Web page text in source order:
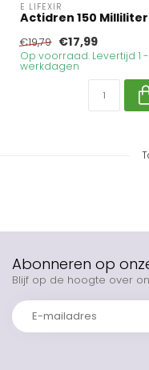
E LIFEXIR
Actidren 150 Milliliter
€19,79 €17,99
Op voorraad. Levertijd 1 -
werkdagen
Abonneren op
Blijf op de hoogte over